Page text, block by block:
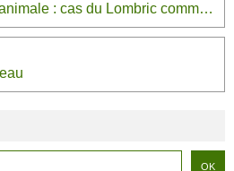
Un peu de physiologie animale : cas du Lombric commun, une Annélide oligochète